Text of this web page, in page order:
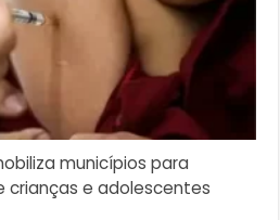
municípios para
crianças e adolescentes